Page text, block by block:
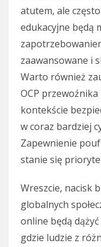
atutem, ale
edukacyjne będą
zaawansowane i
Warto również
OCP
kontekście
w coraz bardziej
Zapewnienie
stanie się
Wreszcie, nacisk
globalnych
online będą
gdzie ludzie z